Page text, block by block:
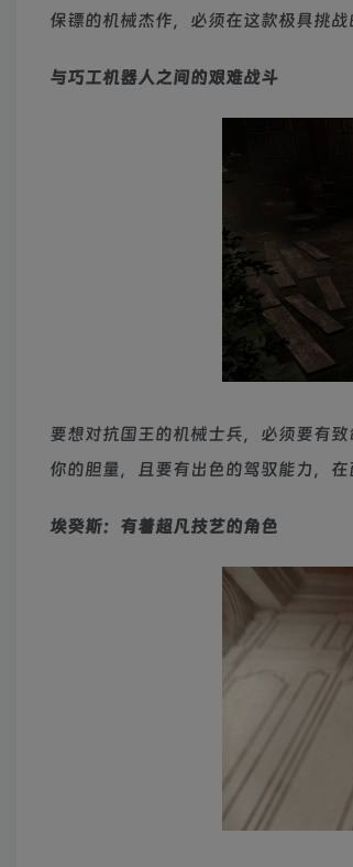
保镖的机械杰作，必须在这款极具挑
与巧工机器人之间的艰难战斗
要想对抗国王的机械士兵，必须要有
你的胆量，且要有出色的驾驭能力，
埃癸斯：有着超凡技艺的角色